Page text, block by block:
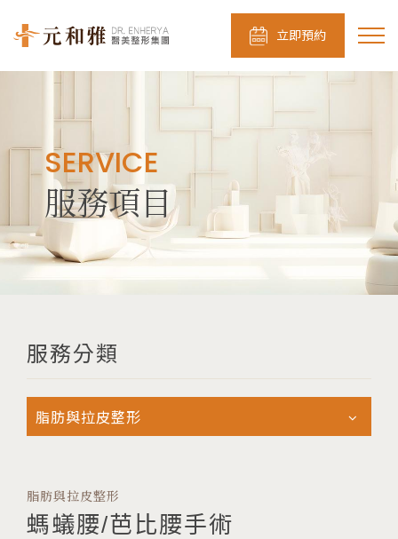
立即預約
SERVICE
服務項目
服務分類
脂肪與拉皮整形
脂肪與拉皮整形
螞蟻腰/芭比腰手術